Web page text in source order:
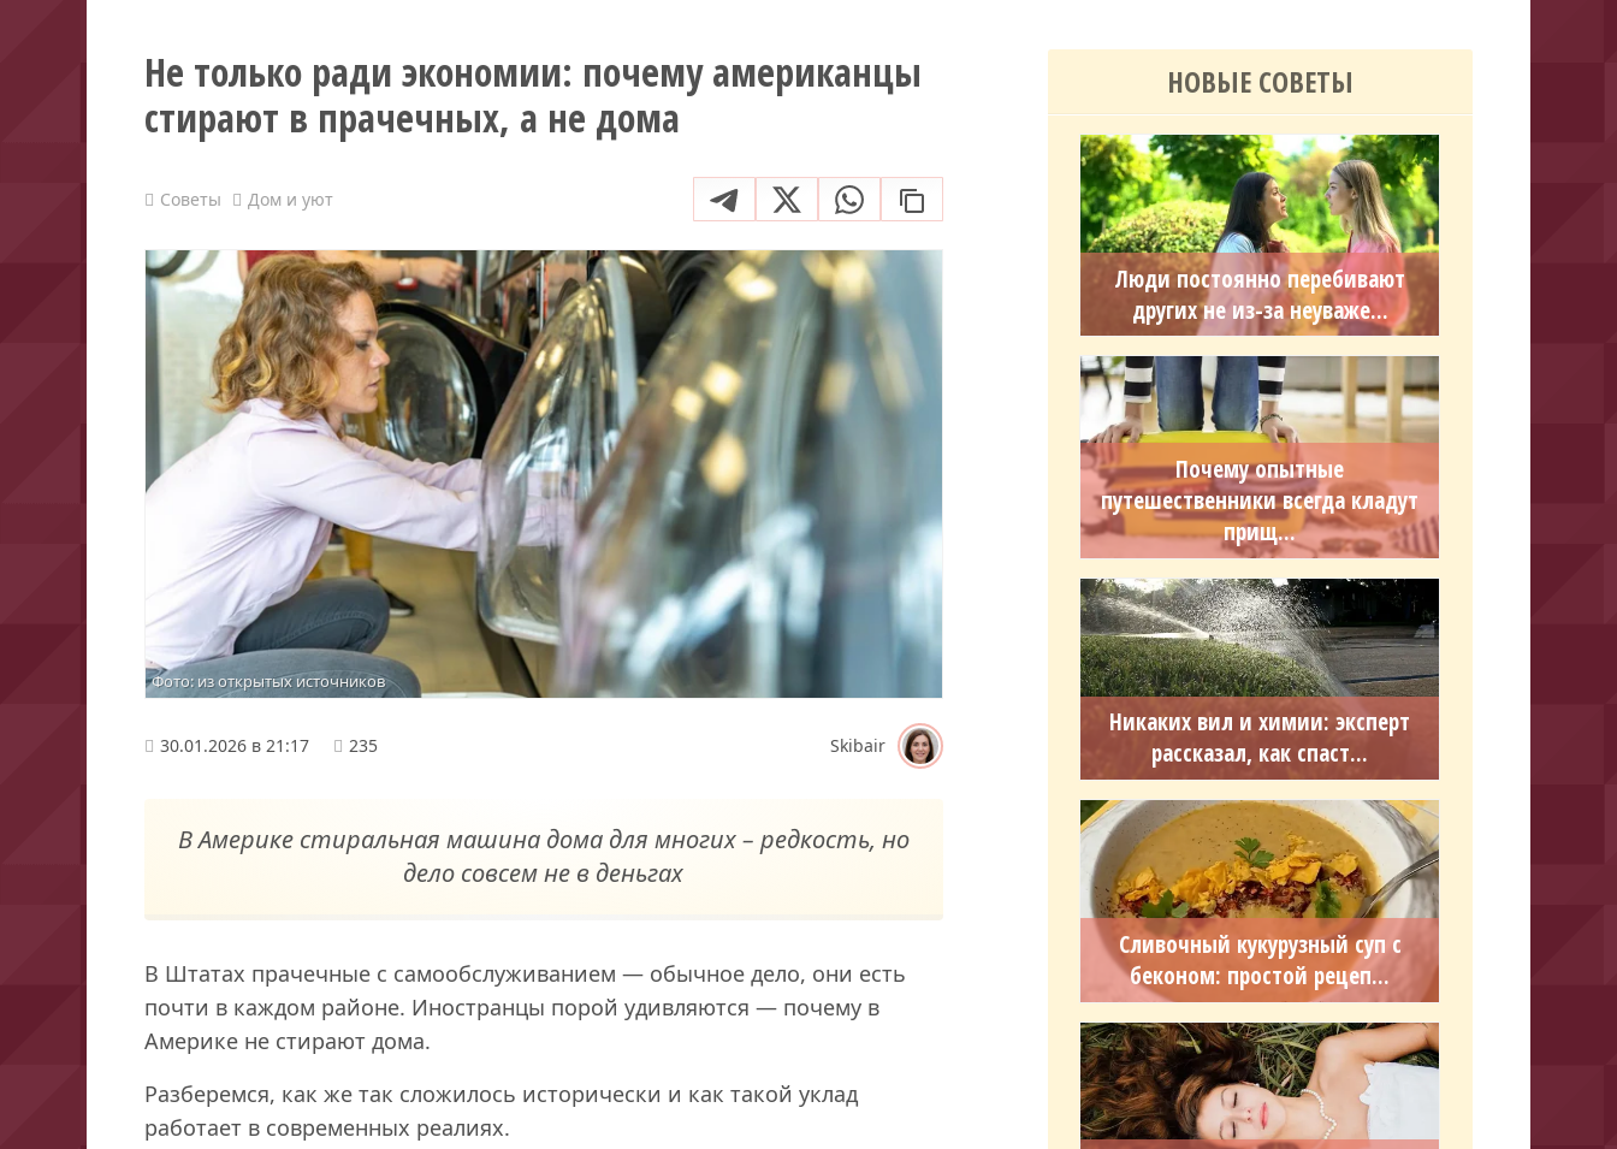
Не только ради экономии: почему американцы
стирают в прачечных, а не дома
Советы Дом и уют
Фото: из открытых источников
30.01.2026 в 21:17 235 Skibair
В Америке стиральная машина дома для многих – редкость, но
дело совсем не в деньгах
В Штатах прачечные с самообслуживанием — обычное дело, они есть
почти в каждом районе. Иностранцы порой удивляются — почему в
Америке не стирают дома.
Разберемся, как же так сложилось исторически и как такой уклад
работает в современных реалиях.
НОВЫЕ СОВЕТЫ
Люди постоянно перебивают
других не из-за неуваже...
Почему опытные
путешественники всегда кладут
прищ...
Никаких вил и химии: эксперт
рассказал, как спаст...
Сливочный кукурузный суп с
беконом: простой рецеп...